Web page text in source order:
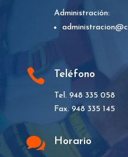
Administración:
 Teléfono
Tel. 948 335 058
Fax. 948 335 145
 Horario